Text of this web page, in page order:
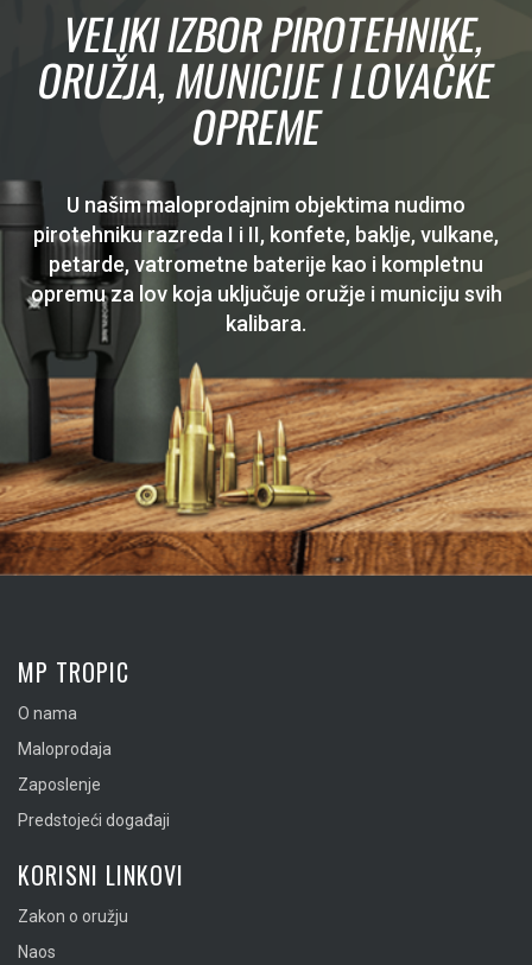
VELIKI IZBOR PIROTEHNIKE,
ORUŽJA, MUNICIJE I LOVAČKE
OPREME
U našim maloprodajnim objektima nudimo
pirotehniku razreda I i II, konfete, baklje, vulkane,
petarde, vatrometne baterije kao i kompletnu
opremu za lov koja uključuje oružje i municiju svih
kalibara.
MP TROPIC
O nama
Maloprodaja
Zaposlenje
Predstojeći događaji
KORISNI LINKOVI
Zakon o oružju
Naos